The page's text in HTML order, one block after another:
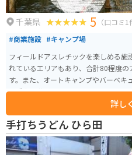
千葉県 5 （口コミ1
#商業施設 #キャンプ場
フィールドアスレチックを楽しめる施
れているエリアもあり、合計80程度
す。また、オートキャンプやバーベキ
な種類の花が咲いているエリアもあり
詳し
手打ちうどん ひら田